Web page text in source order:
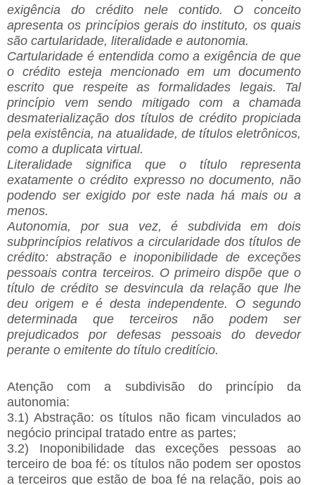
exigência do crédito nele contido. O conceito
apresenta os princípios gerais do instituto, os quais
são cartularidade, literalidade e autonomia.
Cartularidade é entendida como a exigência de que
o crédito esteja mencionado em um documento
escrito que respeite as formalidades legais. Tal
princípio vem sendo mitigado com a chamada
desmaterialização dos títulos de crédito propiciada
pela existência, na atualidade, de títulos eletrônicos,
como a duplicata virtual.
Literalidade significa que o título representa
exatamente o crédito expresso no documento, não
podendo ser exigido por este nada há mais ou a
menos.
Autonomia, por sua vez, é subdivida em dois
subprincípios relativos a circularidade dos títulos de
crédito: abstração e inoponibilidade de exceções
pessoais contra terceiros. O primeiro dispõe que o
título de crédito se desvincula da relação que lhe
deu origem e é desta independente. O segundo
determinada que terceiros não podem ser
prejudicados por defesas pessoais do devedor
perante o emitente do título creditício.
Atenção com a subdivisão do princípio da
autonomia:
3.1) Abstração: os títulos não ficam vinculados ao
negócio principal tratado entre as partes;
3.2) Inoponibilidade das exceções pessoas ao
terceiro de boa fé: os títulos não podem ser opostos
a terceiros que estão de boa fé na relação, pois ao